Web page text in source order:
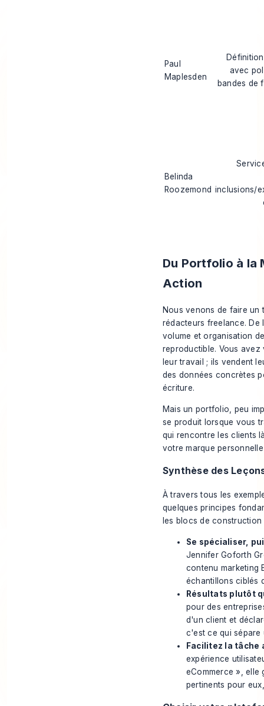
Paul
Maplesden
avec
bandes de
Belinda
Roozemond inclusions/
Du Portfolio à la
Action
Nous venons de faire
rédacteurs freelance.
volume et organisation
reproductible. Vous avez
leur travail ; ils vendent
des données concrètes
écriture.
Mais un portfolio, peu
se produit lorsque vous
qui rencontre les clients
votre marque
Synthèse des
À travers tous les
quelques principes
les blocs de
Se spécialiser,
Jennifer Goforth
contenu marketing
échantillons ciblés
Résultats plutôt
pour des
d'un client et
c'est ce qui sépare
Facilitez la tâche
expérience
eCommerce », elle
pertinents pour